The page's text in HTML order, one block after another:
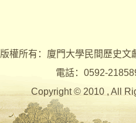
版權所有：廈門大學民間歷史
電話：0592-
Copyright © 2010 , All